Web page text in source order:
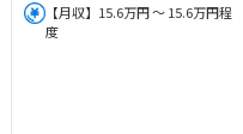
【月収】15.6万円 ～ 15.6万円程
度